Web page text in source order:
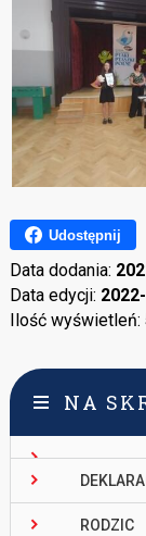
Udostępnij
Data dodania:
Data edycji:
Ilość wyświetleń:
NA
RODZIC